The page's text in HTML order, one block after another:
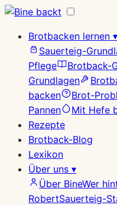
Zum
springenBrotbacken lernen ▾
Sauerteig-
Pflege
Brotback-
Grundlagen
backen
Brot-
Pannen
Mit Hefe
Rezepte
Brotback-Blog
Lexikon
Über uns ▾
Über BineWer
RobertSauerteig-